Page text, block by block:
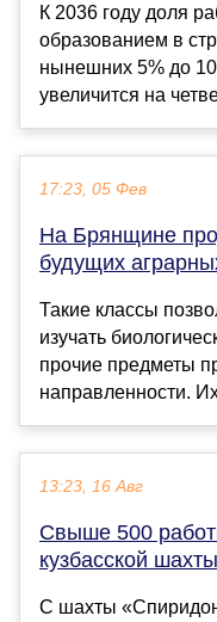
К 2036 году доля
образованием в
нынешних 5% до
увеличится на
17:23, 05 Фев
На Брянщине
будущих
Такие классы
изучать
прочие предметы
направленности.
13:23, 16 Авг
Свыше 500
кузбасской
С шахты